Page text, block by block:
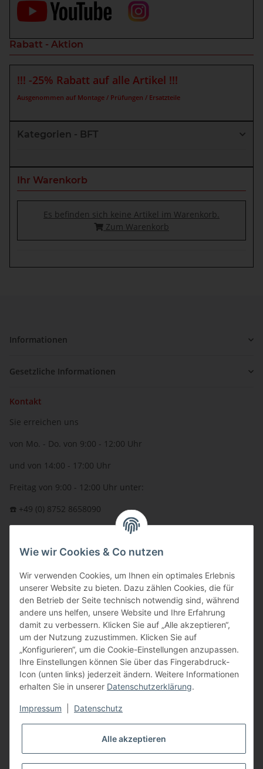
Rabatt - Aktion
!!! -25% Rabatt auf alle Artikel !!!
Ausgenommen auf Montage / Prüfungen / Ersatzteile
Kategorien - BFT
Ihr Warenkorb
Es befinden sich keine Artikel im Warenkorb.
Zum Warenkorb
Informationen
Gesetzliche Informationen
Kontakt
Sie erreichen uns
von Mo. - Do. von 9:00 - 12:00 Uhr
und von 14:00 - 17:00 Uhr
Freitag von 9:00 - 12:00 Uhr unter:
☎️ +49 (0) 8752 8658090
oder über unserKontaktformular
BFT - Autorisierter Fachhändler
Wie wir Cookies & Co nutzen
Wir verwenden Cookies, um Ihnen ein optimales Erlebnis
unserer Website zu bieten. Dazu zählen Cookies, die für
den Betrieb der Seite technisch notwendig sind, während
andere uns helfen, unsere Website und Ihre Erfahrung
damit zu verbessern. Klicken Sie auf „Alle akzeptieren“,
um der Nutzung zuzustimmen. Klicken Sie auf
„Konfigurieren“, um die Cookie-Einstellungen anzupassen.
Ihre Einstellungen können Sie über das Fingerabdruck-
Icon (unten links) jederzeit ändern. Weitere Informationen
erhalten Sie in unserer Datenschutzerklärung.
Impressum Datenschutz
Alle akzeptieren